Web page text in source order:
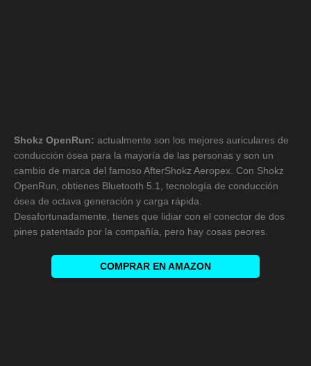
Shokz OpenRun: actualmente son los mejores auriculares de
conducción ósea para la mayoría de las personas y son un
cambio de marca del famoso AfterShokz Aeropex. Con Shokz
OpenRun, obtienes Bluetooth 5.1, tecnología de conducción
ósea de octava generación y carga rápida.
Desafortunadamente, tienes que lidiar con el conector de dos
pines patentado por la compañía, pero hay cosas peores.
COMPRAR EN AMAZON